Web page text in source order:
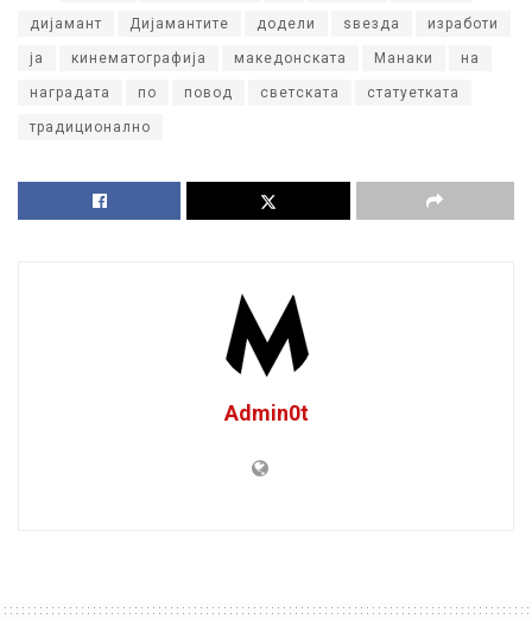
дијамант Дијамантите додели ѕвезда изработи
ја кинематографија македонската Манаки на
наградата по повод светската статуетката
традиционално
Admin0t